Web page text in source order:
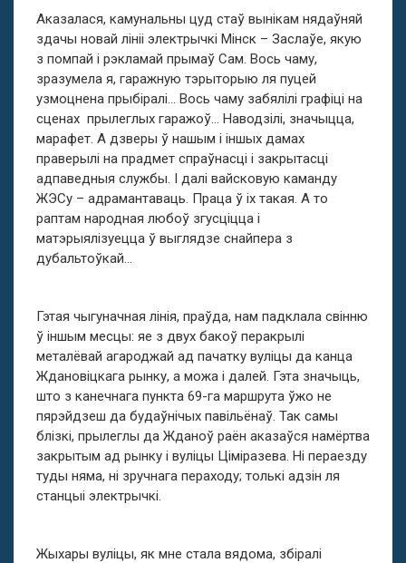
Аказалася, камунальны цуд стаў вынікам нядаўняй
здачы новай лініі электрычкі Мінск – Заслаўе, якую
з помпай і рэкламай прымаў Сам. Вось чаму,
зразумела я, гаражную тэрыторыю ля пуцей
узмоцнена прыбіралі… Вось чаму забялілі графіці на
сценах прылеглых гаражоў… Наводзілі, значыцца,
марафет. А дзверы ў нашым і іншых дамах
праверылі на прадмет спраўнасці і закрытасці
адпаведныя службы. І далі вайсковую каманду
ЖЭСу – адрамантаваць. Праца ў іх такая. А то
раптам народная любоў згусціцца і
матэрыялізуецца ў выглядзе снайпера з
дубальтоўкай…
Гэтая чыгуначная лінія, праўда, нам падклала свінню
ў іншым месцы: яе з двух бакоў перакрылі
металёвай агароджай ад пачатку вуліцы да канца
Ждановіцкага рынку, а можа і далей. Гэта значыць,
што з канечнага пункта 69-га маршрута ўжо не
пярэйдзеш да будаўнічых павільёнаў. Так самы
блізкі, прылеглы да Жданоў раён аказаўся намёртва
закрытым ад рынку і вуліцы Ціміразева. Ні пераезду
туды няма, ні зручнага пераходу; толькі адзін ля
станцыі электрычкі.
Жыхары вуліцы, як мне стала вядома, збіралі